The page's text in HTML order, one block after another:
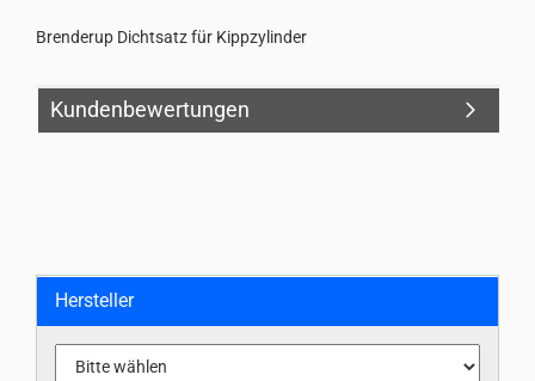
Brenderup Dichtsatz für Kippzylinder
Kundenbewertungen
Hersteller